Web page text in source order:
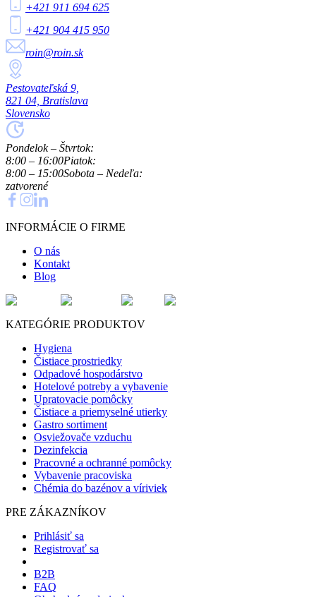
+421 911 694 625
+421 904 415 950
roin@roin.sk
Pestovateľská 9,
821 04, Bratislava
Slovensko
Pondelok – Štvrtok:
8:00 – 16:00Piatok:
8:00 – 15:00Sobota – Nedeľa:
zatvorené
INFORMÁCIE O FIRME
O nás
Kontakt
Blog
KATEGÓRIE PRODUKTOV
Hygiena
Čistiace prostriedky
Odpadové hospodárstvo
Hotelové potreby a vybavenie
Upratovacie pomôcky
Čistiace a priemyselné utierky
Gastro sortiment
Osviežovače vzduchu
Dezinfekcia
Pracovné a ochranné pomôcky
Vybavenie pracoviska
Chémia do bazénov a víriviek
PRE ZÁKAZNÍKOV
Prihlásiť sa
Registrovať sa
B2B
FAQ